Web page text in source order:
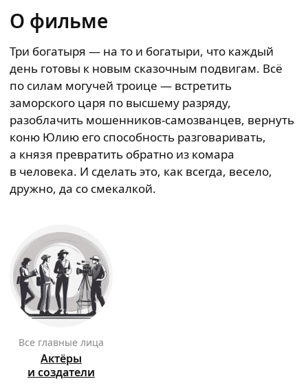
О фильме
Три богатыря — на то и богатыри, что каждый
день готовы к новым сказочным подвигам. Всё
по силам могучей троице — встретить
заморского царя по высшему разряду,
разоблачить мошенников-самозванцев, вернуть
коню Юлию его способность разговаривать,
а князя превратить обратно из комара
в человека. И сделать это, как всегда, весело,
дружно, да со смекалкой.
Все главные лица
Актёры
и создатели